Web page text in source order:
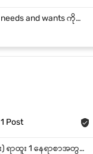
• Customers များနှင့် တွေ့ဆုံ၍ မိမိ Product များ အားကောင်းမွန်စွာရှင်းပြနိုင်ရမည်။ • Customer needs and wants ကိုနားလည်ပြီး Long-term relationship တည်ဆောက်နိုင်ရမည်။ • Cutomerများ၏ လိုအပ်ချက်များကို နားလည်ပြီး သင့်လျော်သော IT solutionsများ အကြံပြုပေးနိုင်ရမည်။ • Technical Teamနှင့် လက်တွဲလုပ်ဆောင်နိုင်ရမည်။ • လစဥ် stock ကောက်၍ စာရင်းစစ်ရမည်။ • Online page reply များကို ပြန်လည်ဖြေကြားပေးရန်။ • စကားအပြောအဆိုပြေပြစ်၍ Customer Complaints များအား ဖြေရှင်းနိုင်ရမည်။
1 Post
ရန်ကင်း၊ ရန်ကုန်တိုင်းတွင်ရှိသော အချိန်ပြည့် အိမ်ခြံမြေအကျိုးဆောင် (သို့မဟုတ် ဆိုင်အရောင်းစာရေး) ရာထူး 1 နေရာစာအတွက် အထူးအခွင့်အရေး၊ လုပ်သက် - အတွေ့အကြုံရှိ နှင့် လစဉ် လစာကောင်းကောင်းပေးမည်။